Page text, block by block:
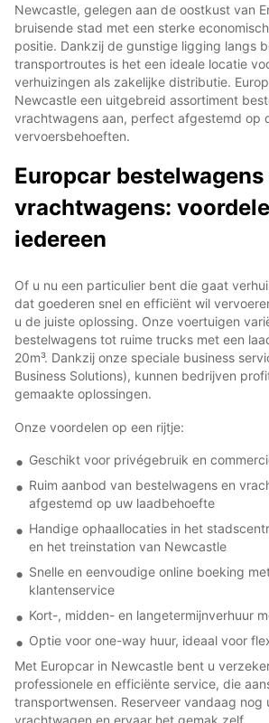
Newcastle, gelegen aan de oostkust van
bruisende stad met een sterke
positie. Dankzij de gunstige ligging langs
transportroutes is het een ideale locatie
verhuizingen als zakelijke distributie.
Newcastle een uitgebreid assortiment
vrachtwagens aan, perfect afgestemd op
vervoersbehoeften.
Europcar bestelwagens
vrachtwagens:
iedereen
Of u nu een particulier bent die gaat
dat goederen snel en efficiënt wil
u de juiste oplossing. Onze voertuigen
bestelwagens tot ruime trucks met een
20m³. Dankzij onze speciale business
Business Solutions), kunnen bedrijven
gemaakte oplossingen.
Onze voordelen op een rijtje:
Geschikt voor privégebruik en
Ruim aanbod van bestelwagens en
afgestemd op uw laadbehoefte
Handige ophaallocaties in het
en het treinstation van Newcastle
Snelle en eenvoudige online boeking
klantenservice
Kort-, midden- en langetermijnverhuur
Optie voor one-way huur, ideaal voor
Met Europcar in Newcastle bent u
professionele en efficiënte service, die
transportwensen. Reserveer vandaag nog
vrachtwagen en ervaar het gemak zelf.